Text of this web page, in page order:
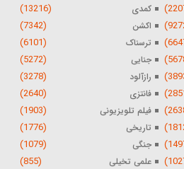
کمدی (13216)
اکشن (7342)
ترسناک (6101)
جنایی (5272)
رازآلود (3278)
فانتزی (2640)
فیلم تلویزیونی (1903)
تاریخی (1776)
جنگی (1079)
علمی تخیلی (855)